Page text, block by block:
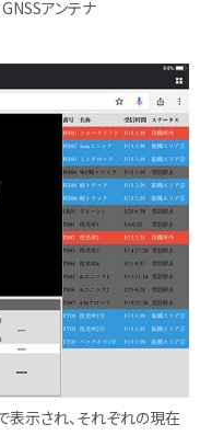
アンテナ
表示され、それぞれの現在